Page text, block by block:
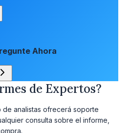
Ahora
de Expertos?
analistas ofrecerá soporte
consulta sobre el informe,